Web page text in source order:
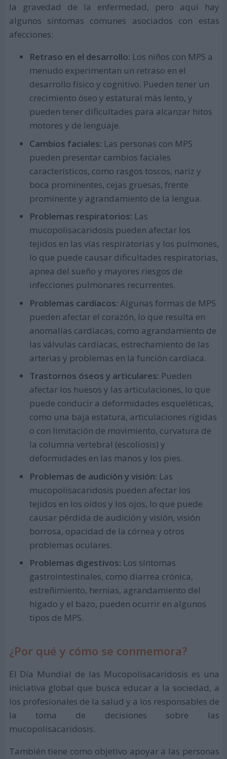
la gravedad de la enfermedad, pero aquí hay
algunos síntomas comunes asociados con estas
afecciones:
Retraso en el desarrollo: Los niños con MPS a
menudo experimentan un retraso en el
desarrollo físico y cognitivo. Pueden tener un
crecimiento óseo y estatural más lento, y
pueden tener dificultades para alcanzar hitos
motores y de lenguaje.
Cambios faciales: Las personas con MPS
pueden presentar cambios faciales
característicos, como rasgos toscos, nariz y
boca prominentes, cejas gruesas, frente
prominente y agrandamiento de la lengua.
Problemas respiratorios: Las
mucopolisacaridosis pueden afectar los
tejidos en las vías respiratorias y los pulmones,
lo que puede causar dificultades respiratorias,
apnea del sueño y mayores riesgos de
infecciones pulmonares recurrentes.
Problemas cardíacos: Algunas formas de MPS
pueden afectar el corazón, lo que resulta en
anomalías cardíacas, como agrandamiento de
las válvulas cardíacas, estrechamiento de las
arterias y problemas en la función cardíaca.
Trastornos óseos y articulares: Pueden
afectar los huesos y las articulaciones, lo que
puede conducir a deformidades esqueléticas,
como una baja estatura, articulaciones rígidas
o con limitación de movimiento, curvatura de
la columna vertebral (escoliosis) y
deformidades en las manos y los pies.
Problemas de audición y visión: Las
mucopolisacaridosis pueden afectar los
tejidos en los oídos y los ojos, lo que puede
causar pérdida de audición y visión, visión
borrosa, opacidad de la córnea y otros
problemas oculares.
Problemas digestivos: Los síntomas
gastrointestinales, como diarrea crónica,
estreñimiento, hernias, agrandamiento del
hígado y el bazo, pueden ocurrir en algunos
tipos de MPS.
¿Por qué y cómo se conmemora?
El Día Mundial de las Mucopolisacaridosis es una
iniciativa global que busca educar a la sociedad, a
los profesionales de la salud y a los responsables de
la toma de decisiones sobre las
mucopolisacaridosis.
También tiene como objetivo apoyar a las personas